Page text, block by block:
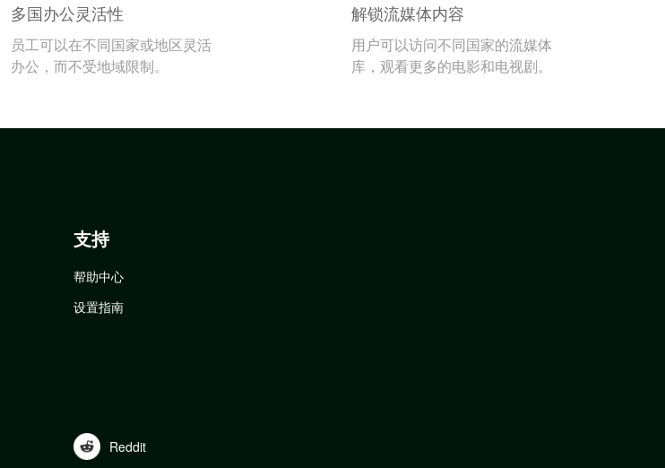
多国办公灵活性
员工可以在不同国家或地区灵活
办公，而不受地域限制。
解锁流媒体内容
用户可以访问不同国家的流媒体
库，观看更多的电影和电视剧。
支持
帮助中心
设置指南
Reddit